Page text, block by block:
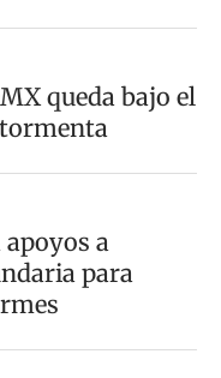
queda bajo el
a
para